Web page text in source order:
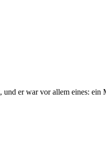
er war vor allem eines: ein